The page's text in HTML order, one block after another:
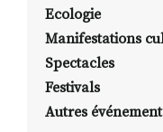
Ecologie
Manifestations
Spectacles
Festivals
Autres